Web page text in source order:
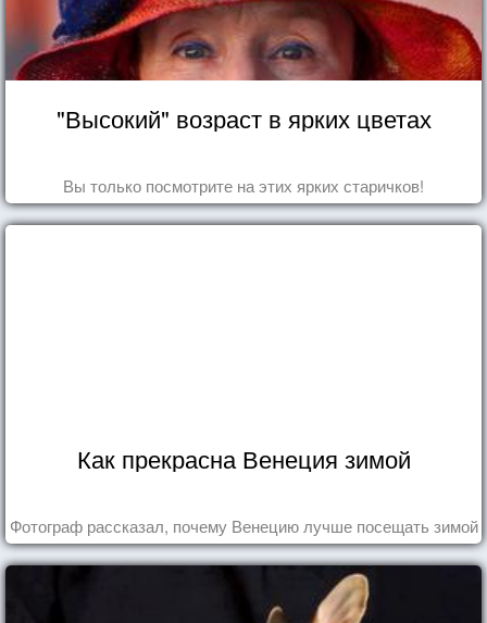
"Высокий" возраст в ярких цветах
Вы только посмотрите на этих ярких старичков!
Как прекрасна Венеция зимой
Фотограф рассказал, почему Венецию лучше посещать зимой